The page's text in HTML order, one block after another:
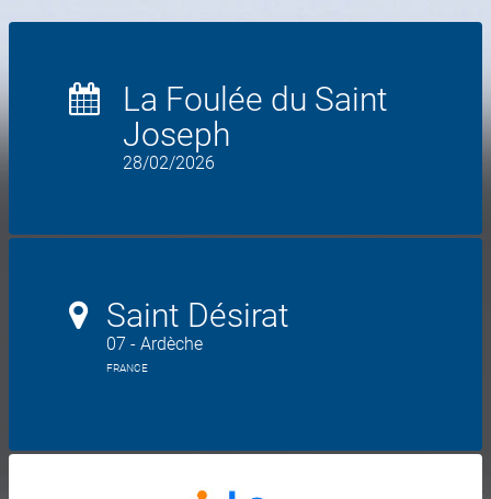
La Foulée du Saint
Joseph
28/02/2026
Saint Désirat
07 - Ardèche
FRANCE